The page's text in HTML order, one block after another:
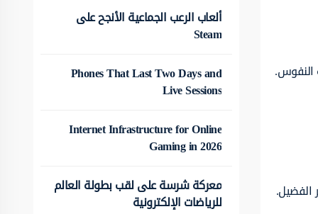
النفوس.
الفضيل.
ألعاب الرعب الجماعية الأنجح على
Steam
Phones That Last Two Days and
Live Sessions
Internet Infrastructure for Online
Gaming in 2026
معركة شرسة على لقب بطولة العالم
للرياضات الإلكترونية